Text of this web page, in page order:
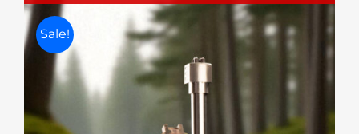
39,95 €.25,00 €.
Sale!